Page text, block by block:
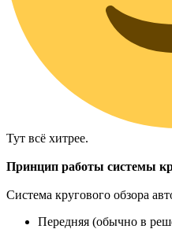
Тут всё хитрее.
Принцип работы системы
Система кругового обзора
Передняя (обычно в